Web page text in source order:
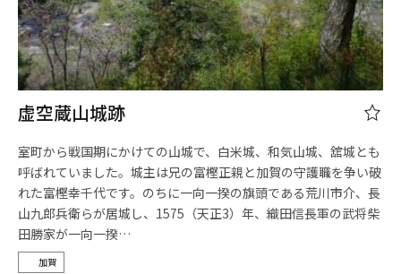
虚空蔵山城跡
室町から戦国期にかけての山城で、白米城、和気山城、舘城とも
呼ばれていました。城主は兄の富樫正親と加賀の守護職を争い破
れた富樫幸千代です。のちに一向一揆の旗頭である荒川市介、長
山九郎兵衛らが居城し、1575（天正3）年、織田信長軍の武将柴
田勝家が一向一揆…
加賀